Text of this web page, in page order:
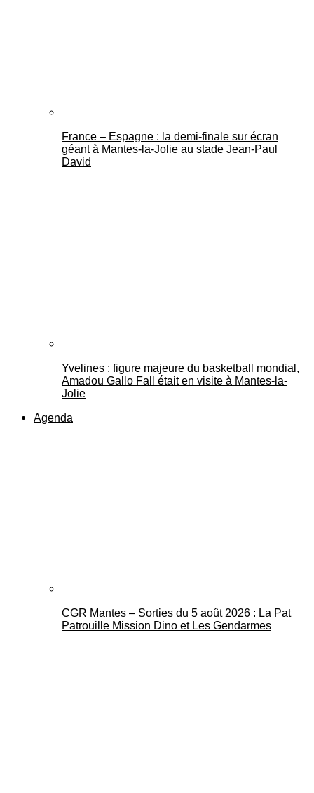
France – Espagne : la demi-finale sur écran
géant à Mantes-la-Jolie au stade Jean-Paul
David
Yvelines : figure majeure du basketball mondial,
Amadou Gallo Fall était en visite à Mantes-la-
Jolie
Agenda
CGR Mantes – Sorties du 5 août 2026 : La Pat
Patrouille Mission Dino et Les Gendarmes